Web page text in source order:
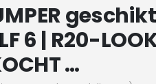
geschikt
6 | R20-
…